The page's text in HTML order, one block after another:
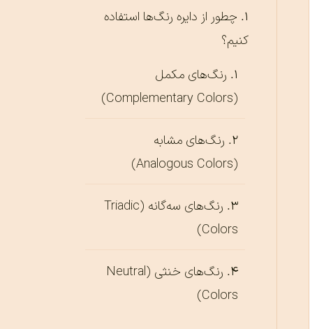
چطور از دایره رنگ‌ها استفاده
کنیم؟
رنگ‌های مکمل
(Complementary Colors)
رنگ‌های مشابه
(Analogous Colors)
رنگ‌های سه‌گانه (Triadic
Colors)
رنگ‌های خنثی (Neutral
Colors)